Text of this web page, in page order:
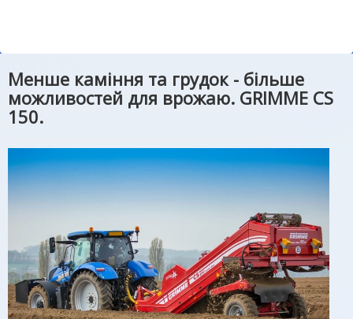
Менше каміння та грудок - більше
можливостей для врожаю. GRIMME CS
150.